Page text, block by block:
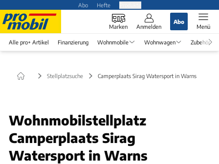
Abo Hefte
Marken Anmelden
Abo
Menü
Alle pro+ Artikel Finanzierung Wohnmobile Wohnwagen Zubehör
Stellplatzsuche Camperplaats Sirag Watersport in Warns
Wohnmobilstellplatz
Camperplaats Sirag
Watersport in Warns